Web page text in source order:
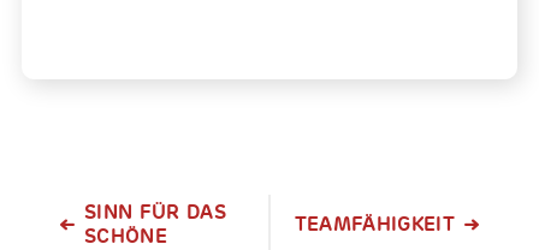
SINN FÜR DAS
SCHÖNE
TEAMFÄHIGKEIT